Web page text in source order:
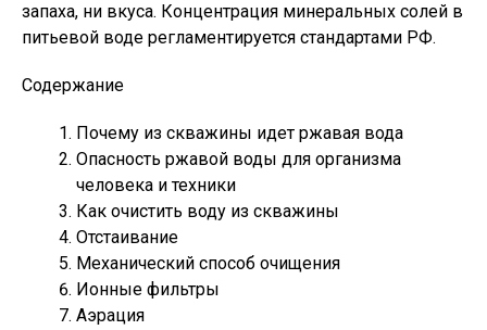
запаха, ни вкуса. Концентрация минеральных солей в
питьевой воде регламентируется стандартами РФ.
Содержание
Почему из скважины идет ржавая вода
Опасность ржавой воды для организма
человека и техники
Как очистить воду из скважины
Отстаивание
Механический способ очищения
Ионные фильтры
Аэрация